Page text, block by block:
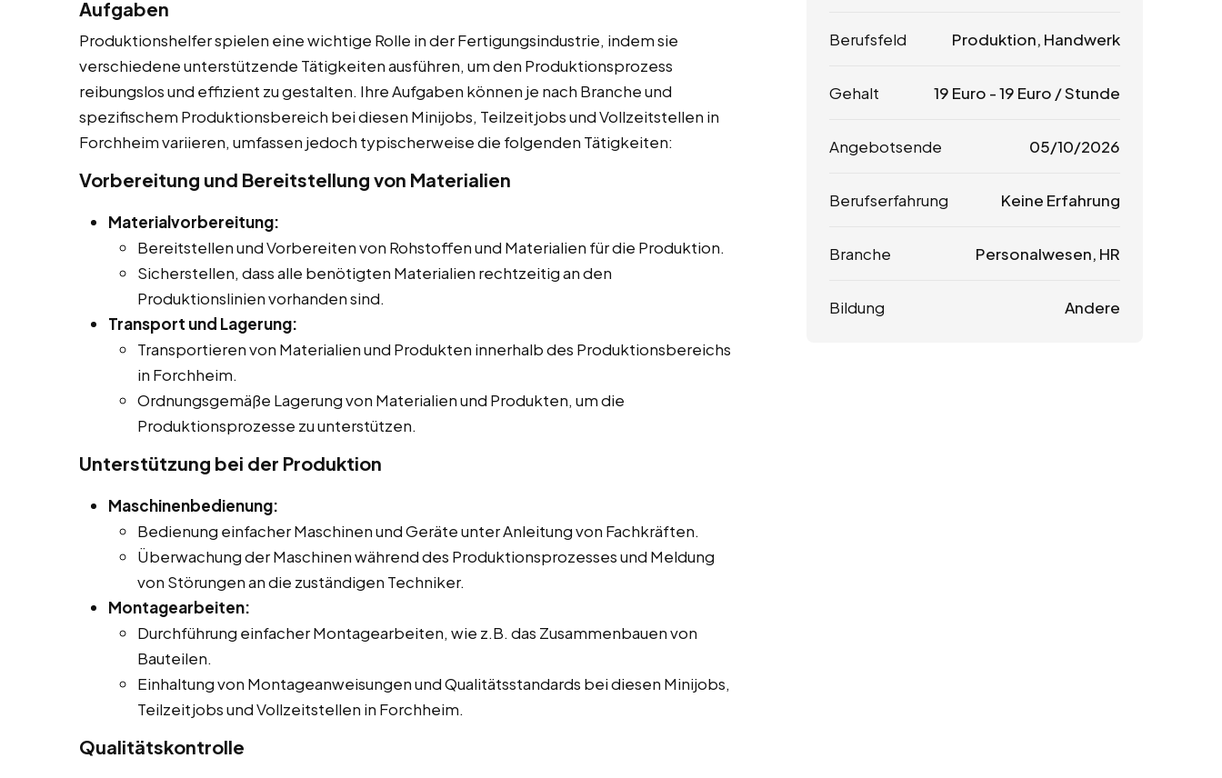
Aufgaben
Produktionshelfer spielen eine wichtige Rolle in der Fertigungsindustrie, indem sie
verschiedene unterstützende Tätigkeiten ausführen, um den Produktionsprozess
reibungslos und effizient zu gestalten. Ihre Aufgaben können je nach Branche und
spezifischem Produktionsbereich bei diesen Minijobs, Teilzeitjobs und Vollzeitstellen in
Forchheim variieren, umfassen jedoch typischerweise die folgenden Tätigkeiten:
Vorbereitung und Bereitstellung von Materialien
Materialvorbereitung:
Bereitstellen und Vorbereiten von Rohstoffen und Materialien für die Produktion.
Sicherstellen, dass alle benötigten Materialien rechtzeitig an den
Produktionslinien vorhanden sind.
Transport und Lagerung:
Transportieren von Materialien und Produkten innerhalb des Produktionsbereichs
in Forchheim.
Ordnungsgemäße Lagerung von Materialien und Produkten, um die
Produktionsprozesse zu unterstützen.
Unterstützung bei der Produktion
Maschinenbedienung:
Bedienung einfacher Maschinen und Geräte unter Anleitung von Fachkräften.
Überwachung der Maschinen während des Produktionsprozesses und Meldung
von Störungen an die zuständigen Techniker.
Montagearbeiten:
Durchführung einfacher Montagearbeiten, wie z.B. das Zusammenbauen von
Bauteilen.
Einhaltung von Montageanweisungen und Qualitätsstandards bei diesen Minijobs,
Teilzeitjobs und Vollzeitstellen in Forchheim.
Qualitätskontrolle
Berufsfeld Produktion, Handwerk
Gehalt 19 Euro -19 Euro / Stunde
Angebotsende 05/10/2026
Berufserfahrung Keine Erfahrung
Branche Personalwesen, HR
Bildung Andere